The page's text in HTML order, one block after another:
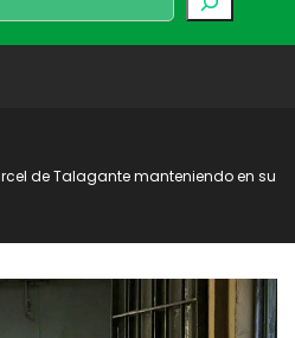
de Talagante manteniendo en su